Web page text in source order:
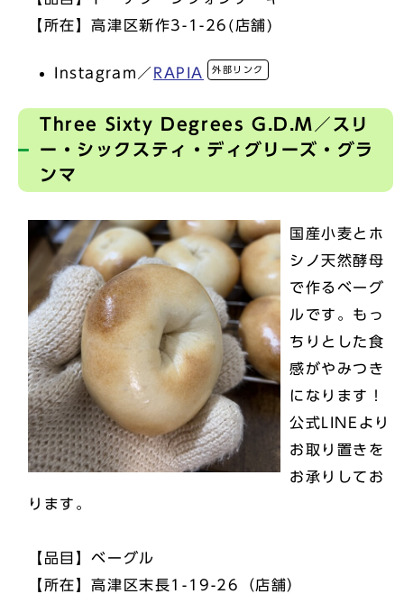
【所在】高津区新作3-1-26(店舗)
Instagram／ RAPIA 外部リンク
Three Sixty Degrees G.D.M／スリ
ー・シックスティ・ディグリーズ・グラ
ンマ
国産小麦とホ
シノ天然酵母
で作るベーグ
ルです。もっ
ちりとした食
感がやみつき
になります！
公式LINEより
お取り置きを
お承りしてお
ります。
【品目】ベーグル
【所在】高津区末長1-19-26（店舗）